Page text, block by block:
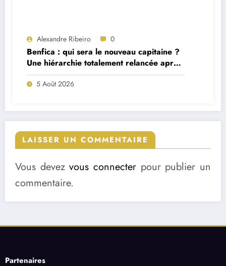
Alexandre Ribeiro 0
Benfica : qui sera le nouveau capitaine ?
Une hiérarchie totalement relancée après
deux départs majeurs
5 Août 2026
LAISSER UN COMMENTAIRE
Vous devezvous connecter pour publier un
commentaire.
Partenaires